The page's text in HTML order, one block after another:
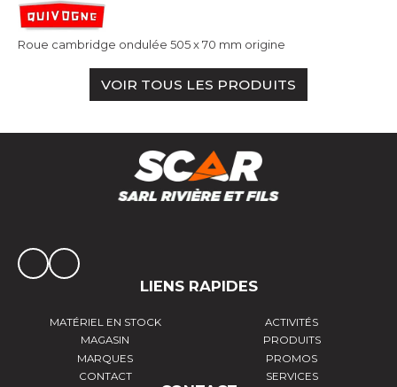
Roue cambridge ondulée 505 x 70 mm origine
VOIR TOUS LES PRODUITS
LIENS RAPIDES
MATÉRIEL EN STOCK
ACTIVITÉS
MAGASIN
PRODUITS
MARQUES
PROMOS
CONTACT
SERVICES